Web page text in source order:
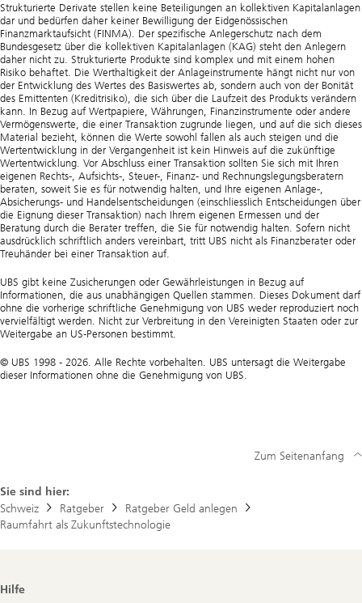
Strukturierte Derivate stellen keine Beteiligungen an kollektiven Kapitalanlagen
dar und bedürfen daher keiner Bewilligung der Eidgenössischen
Finanzmarktaufsicht (FINMA). Der spezifische Anlegerschutz nach dem
Bundesgesetz über die kollektiven Kapitalanlagen (KAG) steht den Anlegern
daher nicht zu. Strukturierte Produkte sind komplex und mit einem hohen
Risiko behaftet. Die Werthaltigkeit der Anlageinstrumente hängt nicht nur von
der Entwicklung des Wertes des Basiswertes ab, sondern auch von der Bonität
des Emittenten (Kreditrisiko), die sich über die Laufzeit des Produkts verändern
kann. In Bezug auf Wertpapiere, Währungen, Finanzinstrumente oder andere
Vermögenswerte, die einer Transaktion zugrunde liegen, und auf die sich dieses
Material bezieht, können die Werte sowohl fallen als auch steigen und die
Wertentwicklung in der Vergangenheit ist kein Hinweis auf die zukünftige
Wertentwicklung. Vor Abschluss einer Transaktion sollten Sie sich mit Ihren
eigenen Rechts-, Aufsichts-, Steuer-, Finanz- und Rechnungslegungsberatern
beraten, soweit Sie es für notwendig halten, und Ihre eigenen Anlage-,
Absicherungs- und Handelsentscheidungen (einschliesslich Entscheidungen über
die Eignung dieser Transaktion) nach Ihrem eigenen Ermessen und der
Beratung durch die Berater treffen, die Sie für notwendig halten. Sofern nicht
ausdrücklich schriftlich anders vereinbart, tritt UBS nicht als Finanzberater oder
Treuhänder bei einer Transaktion auf.
UBS gibt keine Zusicherungen oder Gewährleistungen in Bezug auf
Informationen, die aus unabhängigen Quellen stammen. Dieses Dokument darf
ohne die vorherige schriftliche Genehmigung von UBS weder reproduziert noch
vervielfältigt werden. Nicht zur Verbreitung in den Vereinigten Staaten oder zur
Weitergabe an US-Personen bestimmt.
© UBS 1998 - 2026. Alle Rechte vorbehalten. UBS untersagt die Weitergabe
dieser Informationen ohne die Genehmigung von UBS.
Sie sind hier:
Schweiz
Ratgeber
Ratgeber Geld anlegen
Raumfahrt als Zukunftstechnologie
Zum Seitenanfang
Footer
Hilfe